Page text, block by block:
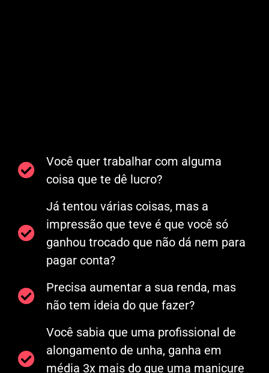
Você quer trabalhar com alguma
coisa que te dê lucro?
Já tentou várias coisas, mas a
impressão que teve é que você só
ganhou trocado que não dá nem para
pagar conta?
Precisa aumentar a sua renda, mas
não tem ideia do que fazer?
Você sabia que uma profissional de
alongamento de unha, ganha em
média 3x mais do que uma manicure